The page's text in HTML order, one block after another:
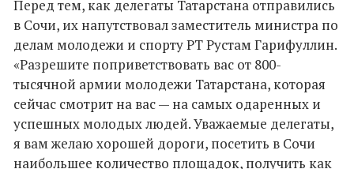
Перед тем, как делегаты Татарстана отправились
в Сочи, их напутствовал заместитель министра по
делам молодежи и спорту РТ Рустам Гарифуллин.
«Разрешите поприветствовать вас от 800-
тысячной армии молодежи Татарстана, которая
сейчас смотрит на вас — на самых одаренных и
успешных молодых людей. Уважаемые делегаты,
я вам желаю хорошей дороги, посетить в Сочи
наибольшее количество площадок, получить как